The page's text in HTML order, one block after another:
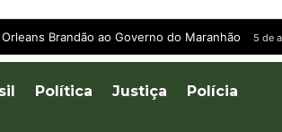
Brandão ao Governo do Maranhão 5 de
Política Justiça Polícia